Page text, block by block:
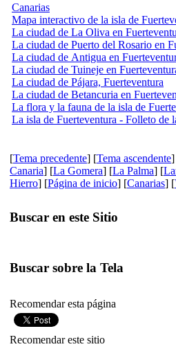
Canarias
Mapa interactivo de la isla de
La ciudad de La Oliva en
La ciudad de Puerto del Rosario en
La ciudad de Antigua en
La ciudad de Tuineje en
La ciudad de Pájara, Fuerteventura
La ciudad de Betancuria en
La flora y la fauna de la isla de
La isla de Fuerteventura - Folleto de
[Tema precedente] [Tema ascendente
Canaria] [La Gomera] [La Palma] [
Hierro] [Página de inicio] [Canarias] [
Buscar en este Sitio
Buscar sobre la Tela
Recomendar esta página
Recomendar este sitio